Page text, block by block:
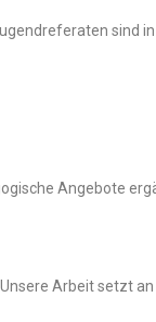
sind
Angebote
Arbeit setzt